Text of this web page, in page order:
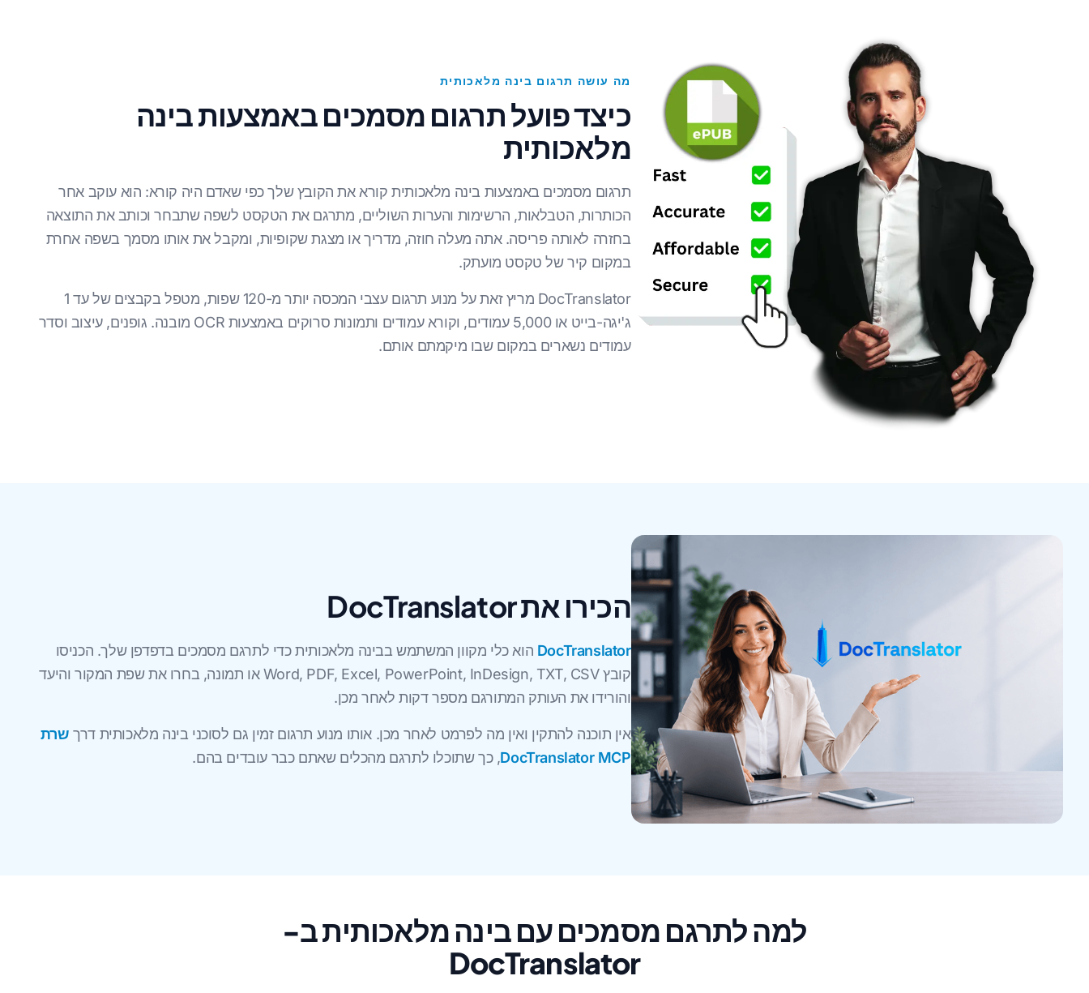
מה עושה תרגום בינה מלאכותית
כיצד פועל תרגום מסמכים באמצעות בינה
מלאכותית
תרגום מסמכים באמצעות בינה מלאכותית קורא את הקובץ שלך כפי שאדם היה קורא: הוא עוקב אחר
הכותרות, הטבלאות, הרשימות והערות השוליים, מתרגם את הטקסט לשפה שתבחר וכותב את התוצאה
בחזרה לאותה פריסה. אתה מעלה חוזה, מדריך או מצגת שקופיות, ומקבל את אותו מסמך בשפה אחרת
במקום קיר של טקסט מועתק.
DocTranslator מריץ זאת על מנוע תרגום עצבי המכסה יותר מ-120 שפות, מטפל בקבצים של עד 1
ג'יגה-בייט או 5,000 עמודים, וקורא עמודים ותמונות סרוקים באמצעות OCR מובנה. גופנים, עיצוב וסדר
עמודים נשארים במקום שבו מיקמתם אותם.
הכירו את DocTranslator
DocTranslator הוא כלי מקוון המשתמש בבינה מלאכותית כדי לתרגם מסמכים בדפדפן שלך. הכניסו
קובץ Word, PDF, Excel, PowerPoint, InDesign, TXT, CSV או תמונה, בחרו את שפת המקור והיעד
והורידו את העותק המתורגם מספר דקות לאחר מכן.
אין תוכנה להתקין ואין מה לפרמט לאחר מכן. אותו מנוע תרגום זמין גם לסוכני בינה מלאכותית דרך שרת
DocTranslator MCP, כך שתוכלו לתרגם מהכלים שאתם כבר עובדים בהם.
למה לתרגם מסמכים עם בינה מלאכותית ב-
DocTranslator